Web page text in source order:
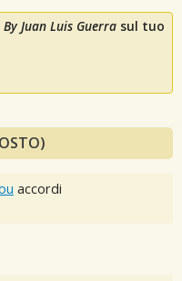
Juan Luis Guerra sul tuo
accordi